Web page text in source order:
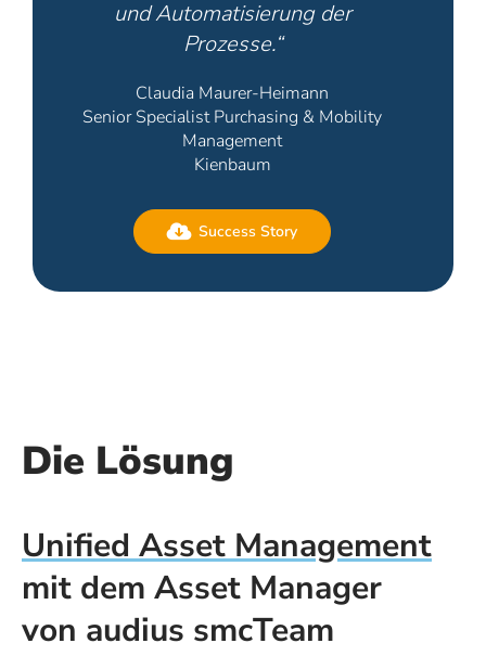
und Automatisierung der
Prozesse.“
Claudia Maurer-Heimann
Senior Specialist Purchasing & Mobility
Management
Kienbaum
Success Story
Die Lösung
Unified Asset Management
mit dem Asset Manager
von audius smcTeam